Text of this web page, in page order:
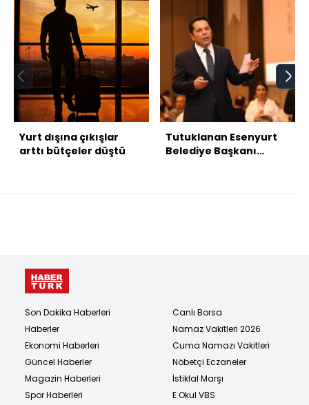
Yurt dışına çıkışlar
arttı bütçeler düştü
Tutuklanan Esenyurt
Belediye Başkanı
Son Dakika Haberleri
Haberler
Ekonomi Haberleri
Güncel Haberler
Magazin Haberleri
Spor Haberleri
Canlı Borsa
Namaz Vakitleri 2026
Cuma Namazı Vakitleri
Nöbetçi Eczaneler
İstiklal Marşı
E Okul VBS